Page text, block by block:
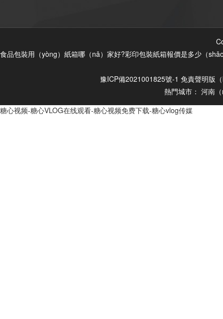
食品包裝用（yòng）紙箱哪（nǎ）家好?彩印包裝紙箱報價是多少（
豫ICP備2021001825號-1 免責聲明版
熱門城市： 河南
糖心视频-糖心VLOG在线观看-糖心视频免费下载-糖心vlog传媒